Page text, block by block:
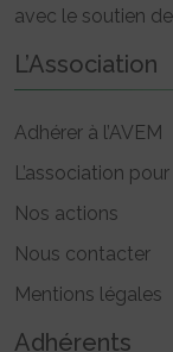
avec le soutien de
L’Association
Adhérer à l’AVEM
L’association
Nos actions
Nous contacter
Mentions légales
Adhérents